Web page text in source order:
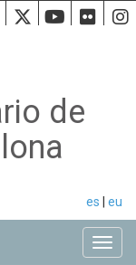
Twiiter
de
es eu